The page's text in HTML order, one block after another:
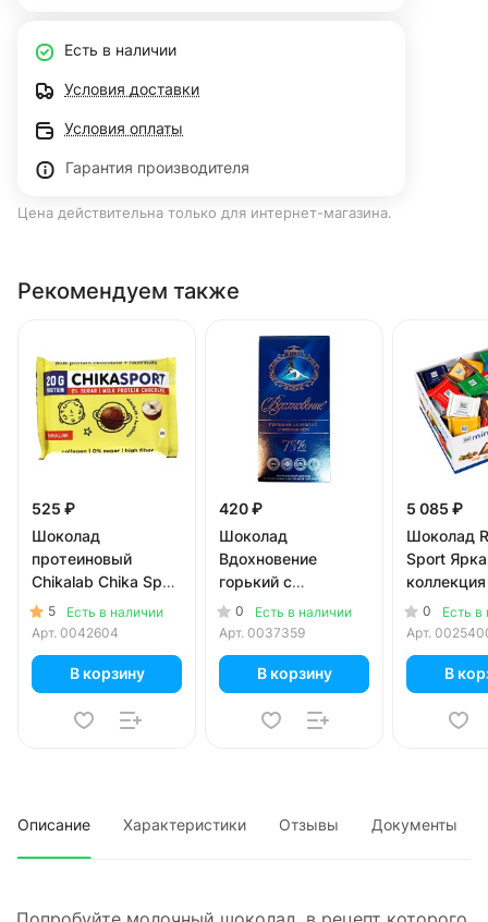
Есть в наличии
Условия доставки
Условия оплаты
Гарантия производителя
Цена действительна только для интернет-магазина.
Рекомендуем также
525 ₽
Шоколад
протеиновый
Chikalab Chika Sport
молочный с
фундуком без
5
Есть в наличии
Арт. 0042604
В корзину
420 ₽
Шоколад
Вдохновение
горький с
миндалем 75%
какао 100 гр
0
Есть в наличии
Арт. 0037359
В корзину
5 085 ₽
Шоколад
Sport
мини-
вкусов
0
Есть в
Арт.
В
Описание Характеристики Отзывы Документы